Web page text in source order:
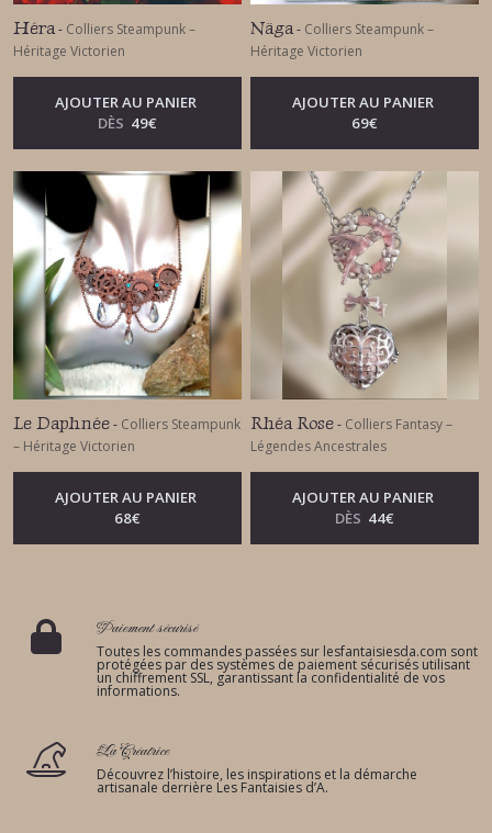
Héra- Colliers Steampunk –
Héritage Victorien
AJOUTER AU PANIER
DÈS 49€
Näga- Colliers Steampunk –
Héritage Victorien
AJOUTER AU PANIER
69€
Le Daphnée- Colliers Steampunk
– Héritage Victorien
AJOUTER AU PANIER
68€
Rhéa Rose- Colliers Fantasy –
Légendes Ancestrales
AJOUTER AU PANIER
DÈS 44€
Paiement sécurisé
Toutes les commandes passées sur lesfantaisiesda.com sont
protégées par des systèmes de paiement sécurisés utilisant
un chiffrement SSL, garantissant la confidentialité de vos
informations.
La Créatrice
Découvrez l’histoire, les inspirations et la démarche
artisanale derrière Les Fantaisies d’A.